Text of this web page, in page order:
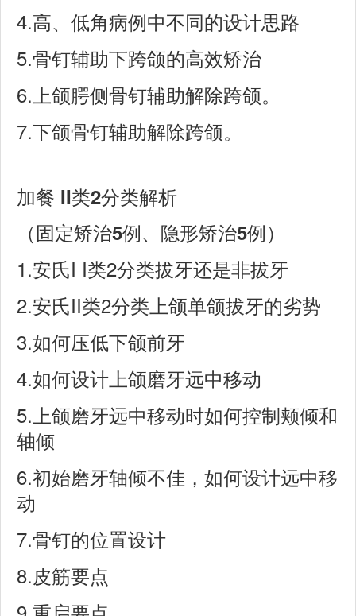
4.高、低角病例中不同的设计思路
5.骨钉辅助下跨颌的高效矫治
6. 上颌腭侧骨钉辅助解除跨颌。
7.下颌骨钉辅助解除跨颌。
加餐 II类2分类解析
（固定矫治5例、隐形矫治5例）
1.安氏I I类2分类拔牙还是非拔牙
2.安氏II类2分类上颌单颌拔牙的劣势
3.如何压低下颌前牙
4.如何设计上颌磨牙远中移动
5. 上颌磨牙远中移动时如何控制颊倾和
轴倾
6.初始磨牙轴倾不佳，如何设计远中移
动
7.骨钉的位置设计
8.皮筋要点